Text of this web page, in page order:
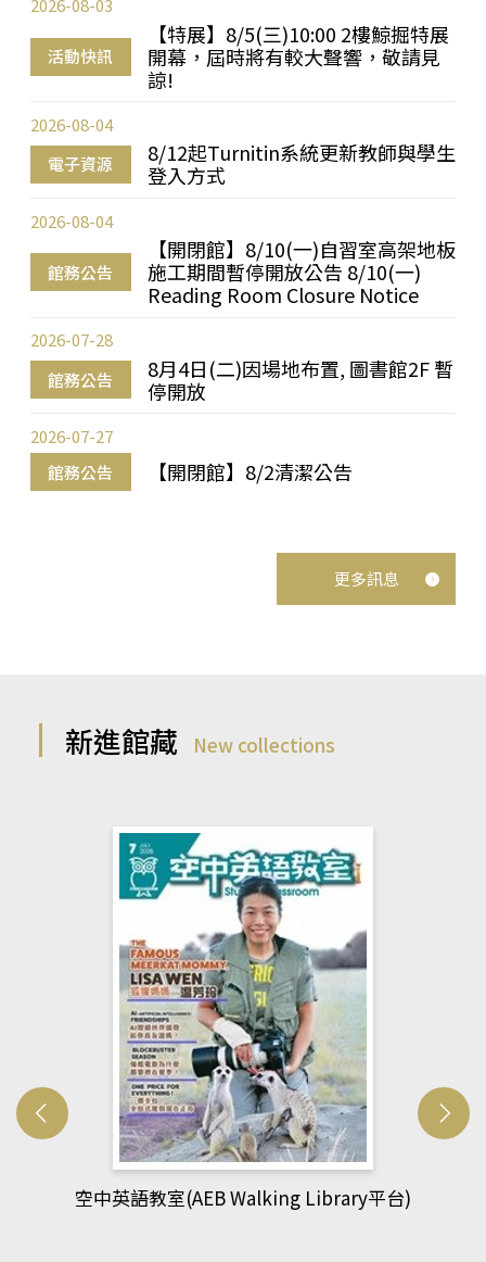
活動快訊
【特展】8/5(三)10:00 2樓鯨掘特展
開幕，屆時將有較大聲響，敬請見
諒!
2026-08-03
電子資源
8/12起Turnitin系統更新教師與學生
登入方式
2026-08-04
館務公告
【開閉館】8/10(一)自習室高架地板
施工期間暫停開放公告 8/10(一)
Reading Room Closure Notice
2026-08-04
館務公告
8月4日(二)因場地布置, 圖書館2F 暫
停開放
2026-07-28
館務公告 【開閉館】8/2清潔公告
2026-07-27
更多訊息
新進館藏 New collections
網管人(kono平台)